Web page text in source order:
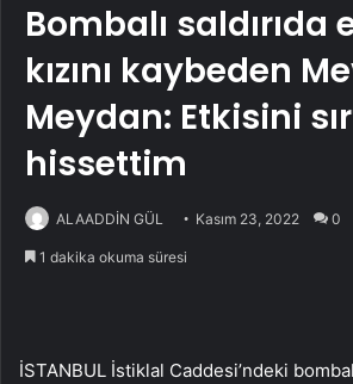
Bombalı saldırıda
kızını kaybeden
Meydan: Etkisini
hissettim
ALAADDİN GÜL Kasım 23, 2022 0
1 dakika okuma süresi
İSTANBUL İstiklal Caddesi’ndeki